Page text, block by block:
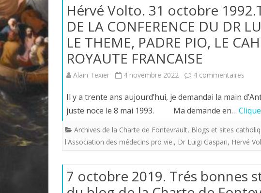
Hérvé Volto. 31 octobre
DE LA CONFERENCE DU DR
LE THEME, PADRE PIO, LE
ROYAUTE FRANCAISE
Alain Texier 4 novembre 2022 4 commentaires
31
Il y a trente ans aujourd’hui, je demandai la main
juste noce le 8 mai 1993. Ma demande en…
Archives de la Charte de Fontevrault, Blogs et sites
l'Association des médecins pro vie., Dr Luigi Gaspari, Hervé
7 octobre 2019. Trés bonnes